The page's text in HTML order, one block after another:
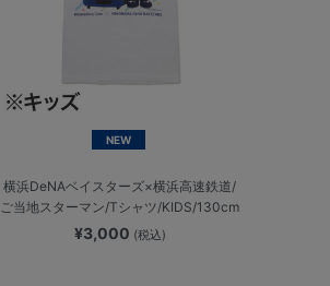
NEW
横浜DeNAベイスターズ×横浜高速鉄道/
ご当地スターマン/Tシャツ/KIDS/130cm
¥3,000 (税込)